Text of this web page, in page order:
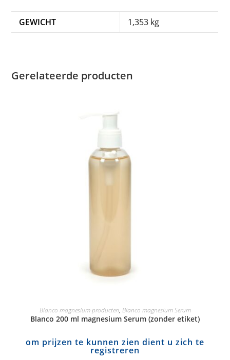
GEWICHT 1,353 kg
Gerelateerde producten
Blanco magnesium producten, Blanco magnesium Serum
Blanco 200 ml magnesium Serum (zonder etiket)
om prijzen te kunnen zien dient u zich te
registreren